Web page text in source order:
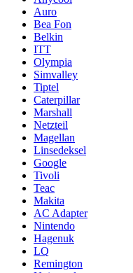
Auro
Bea Fon
Belkin
ITT
Olympia
Simvalley
Tiptel
Caterpillar
Marshall
Netzteil
Magellan
Linsedeksel
Google
Tivoli
Teac
Makita
AC Adapter
Nintendo
Hagenuk
LQ
Remington